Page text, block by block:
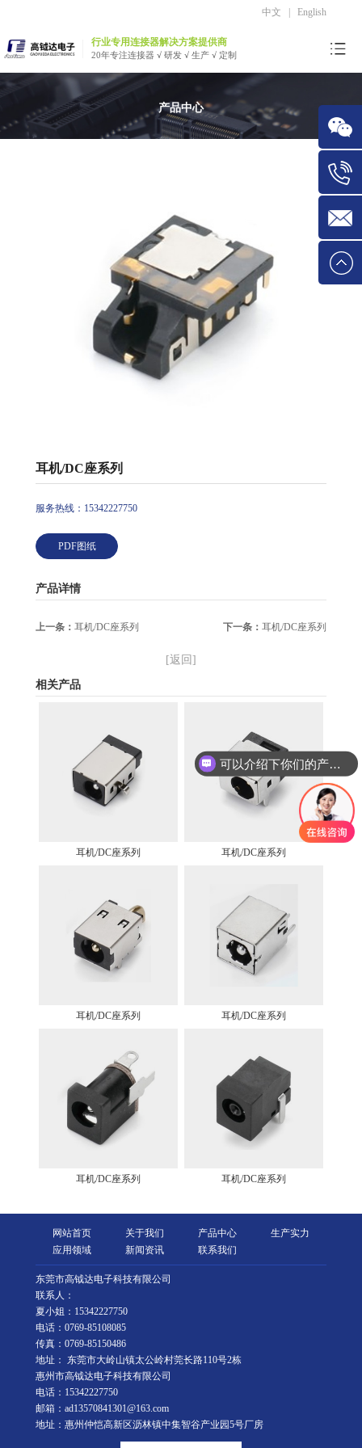
中文 English
行业专用连接器解决方案提供商
20年专注连接器 √ 研发 √ 生产 √ 定制
产品中心
耳机/DC座系列
服务热线：15342227750
PDF图纸
产品详情
上一条： 耳机/DC座系列 下一条： 耳机/DC座系列
[返回]
相关产品
耳机/DC座系列 耳机/DC座系列
耳机/DC座系列 耳机/DC座系列
耳机/DC座系列 耳机/DC座系列
网站首页 关于我们 产品中心
生产实力
应用领域
新闻资讯 联系我们
东莞市高钺达电子科技有限公司
联系人：
夏小姐：15342227750
电话：0769-85108085
传真：0769-85150486
地址： 东莞市大岭山镇太公岭村莞长路110号2栋
惠州市高钺达电子科技有限公司
电话：15342227750
邮箱：ad13570841301@163.com
地址：惠州仲恺高新区沥林镇中集智谷产业园5号厂房
微信
E-mail
可以介绍下你们的产品么